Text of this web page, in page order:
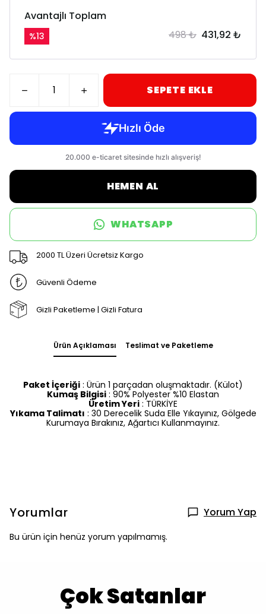
Avantajlı Toplam
%13 498 ₺ 431,92 ₺
SEPETE EKLE
HEMEN AL
WHATSAPP
2000 TL Üzeri Ücretsiz Kargo
Güvenli Ödeme
Gizli Paketleme | Gizli Fatura
Ürün Açıklaması Teslimat ve Paketleme
Paket İçeriği : Ürün 1 parçadan oluşmaktadır. (Külot)
Kumaş Bilgisi : 90% Polyester %10 Elastan
Üretim Yeri : TÜRKİYE
Yıkama Talimatı : 30 Derecelik Suda Elle Yıkayınız, Gölgede
Kurumaya Bırakınız, Ağartıcı Kullanmayınız.
Yorumlar Yorum Yap
Bu ürün için henüz yorum yapılmamış.
Çok Satanlar